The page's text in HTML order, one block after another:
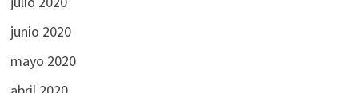
junio 2020
mayo 2020